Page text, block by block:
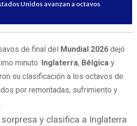
Unidos avanzan a octavos
de final del Mundial 2026 dejó
minuto. Inglaterra, Bélgica y
su clasificación a los octavos de
por remontadas, sufrimiento y
y clasifica a Inglaterra